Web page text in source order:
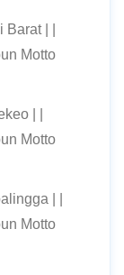
| |
Motto
| |
Motto
| |
Motto